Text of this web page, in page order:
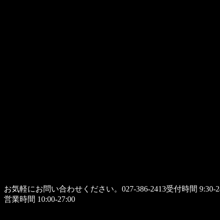
お気軽にお問い合わせください。 027-386-2413受付時間 9:30-
営業時間 10:00-27:00